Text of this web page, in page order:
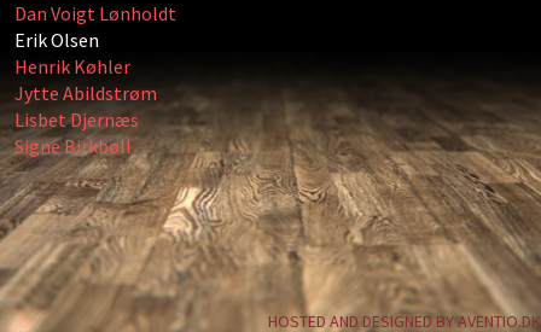
Dan Voigt Lønholdt
Erik Olsen
Henrik Køhler
Jytte Abildstrøm
Lisbet Djernæs
Signe Birkbøll
HOSTED AND DESIGNED BY AVENTIO.DK